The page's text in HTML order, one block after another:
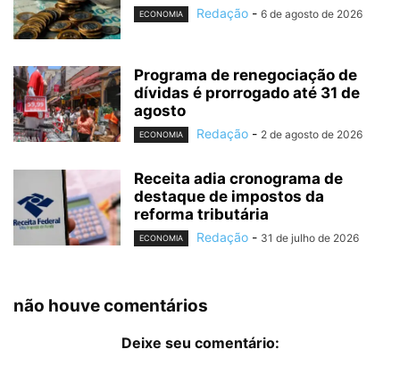
ECONOMIA Redação - 6 de agosto de 2026
Programa de renegociação de
dívidas é prorrogado até 31 de
agosto
ECONOMIA Redação - 2 de agosto de 2026
Receita adia cronograma de
destaque de impostos da
reforma tributária
ECONOMIA Redação - 31 de julho de 2026
não houve comentários
Deixe seu comentário: